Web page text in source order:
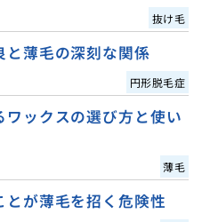
抜け毛
薄毛の深刻な関係
円形脱毛症
ックスの選び方と使い
薄毛
が薄毛を招く危険性